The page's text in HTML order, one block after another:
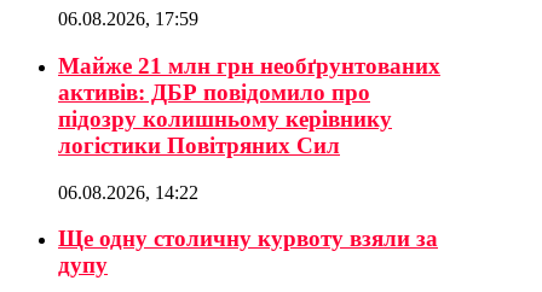
06.08.2026, 17:59
Майже 21 млн грн необґрунтованих
активів: ДБР повідомило про
підозру колишньому керівнику
логістики Повітряних Сил
06.08.2026, 14:22
Ще одну столичну курвоту взяли за
дупу